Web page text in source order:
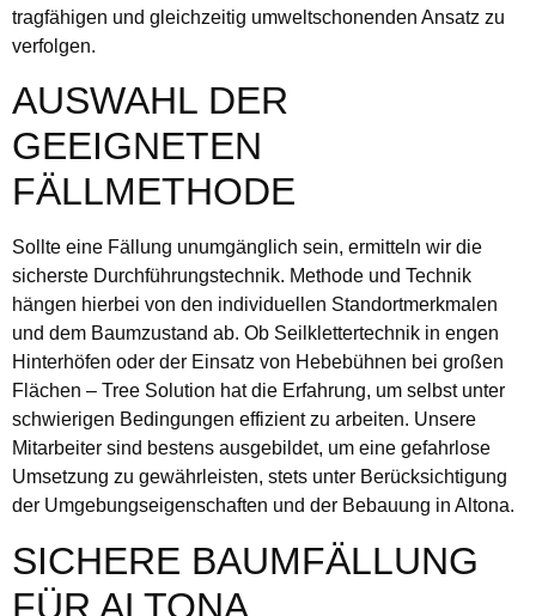
tragfähigen und gleichzeitig umweltschonenden Ansatz zu
verfolgen.
AUSWAHL DER
GEEIGNETEN
FÄLLMETHODE
Sollte eine Fällung unumgänglich sein, ermitteln wir die
sicherste Durchführungstechnik. Methode und Technik
hängen hierbei von den individuellen Standortmerkmalen
und dem Baumzustand ab. Ob Seilklettertechnik in engen
Hinterhöfen oder der Einsatz von Hebebühnen bei großen
Flächen – Tree Solution hat die Erfahrung, um selbst unter
schwierigen Bedingungen effizient zu arbeiten. Unsere
Mitarbeiter sind bestens ausgebildet, um eine gefahrlose
Umsetzung zu gewährleisten, stets unter Berücksichtigung
der Umgebungseigenschaften und der Bebauung in Altona.
SICHERE BAUMFÄLLUNG
FÜR ALTONA